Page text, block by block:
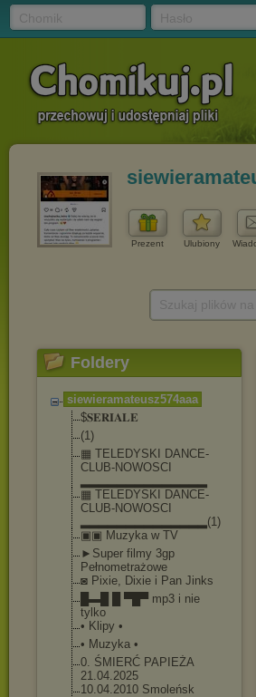
Prezent Ulubiony
Foldery
siewieramateusz574aaa
$𝐒𝐄𝐑𝐈𝐀𝐋𝐄
(1)
▦ TELEDYSKI DANCE-
CLUB-NOWOSC
▂▂▂▂▂▂▂▂▂▂▂▂▂▂
▦ TELEDYSKI DANCE-
CLUB-NOWOSC
▂▂▂▂▂▂▂▂▂▂▂▂▂▂(1)
▣▣ Muzyka w TV
►Super filmy 3gp
Pełnometrażowe
◙ Pixie, Dixie i Pan Jinks
█▬█ █ ▀█▀ mp3 i nie
tylko
• Klipy •
• Muzyka •
0. ŚMIERĆ PAPIEŻA
21.04.2025
10.04.2010 Smoleńsk